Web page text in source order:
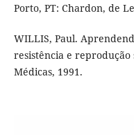
Porto, PT: Chardon, de
WILLIS, Paul.
resistência e
Médicas, 1991.